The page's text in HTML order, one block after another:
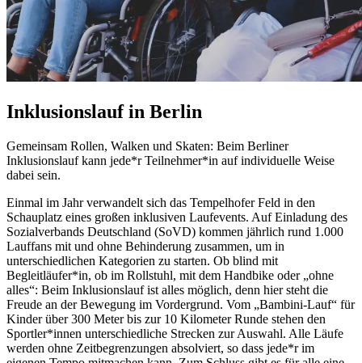
Inklusionslauf in Berlin
Gemeinsam Rollen, Walken und Skaten: Beim Berliner
Inklusionslauf kann jede*r Teilnehmer*in auf individuelle Weise
dabei sein.
Einmal im Jahr verwandelt sich das Tempelhofer Feld in den
Schauplatz eines großen inklusiven Laufevents. Auf Einladung des
Sozialverbands Deutschland (SoVD) kommen jährlich rund 1.000
Lauffans mit und ohne Behinderung zusammen, um in
unterschiedlichen Kategorien zu starten. Ob blind mit
Begleitläufer*in, ob im Rollstuhl, mit dem Handbike oder „ohne
alles“: Beim Inklusionslauf ist alles möglich, denn hier steht die
Freude an der Bewegung im Vordergrund. Vom „Bambini-Lauf“ für
Kinder über 300 Meter bis zur 10 Kilometer Runde stehen den
Sportler*innen unterschiedliche Strecken zur Auswahl. Alle Läufe
werden ohne Zeitbegrenzungen absolviert, so dass jede*r im